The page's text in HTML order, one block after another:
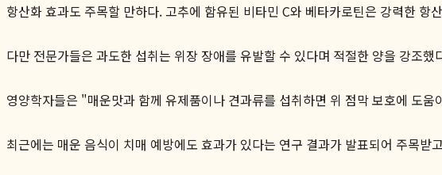
항산화 효과도 주목할 만하다. 고추에 함유된 비타민 C와 베타카로틴은 강력한 항
다만 전문가들은 과도한 섭취는 위장 장애를 유발할 수 있다며 적절한 양을 강조
영양학자들은 "매운맛과 함께 유제품이나 견과류를 섭취하면 위 점막 보호에 도움
최근에는 매운 음식이 치매 예방에도 효과가 있다는 연구 결과가 발표되어 주목